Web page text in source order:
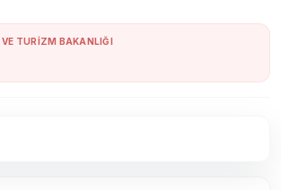
TURİZM BAKANLIĞI